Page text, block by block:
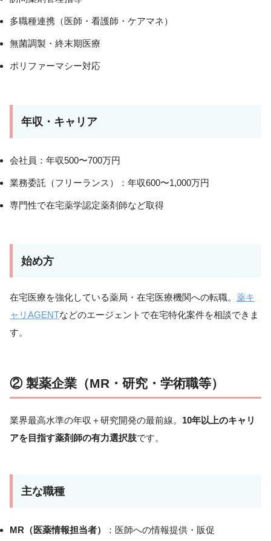
多職種連携（医師・看護師・ケアマネ）
無菌調製・終末期医療
ポリファーマシー対応
年収・キャリア
会社員：年収500〜700万円
業務委託（フリーランス）：年収600〜1,000万円
専門性で在宅薬学認定薬剤師など取得
始め方
在宅医療を強化している薬局・在宅医療機関への転職。 薬キ
ャリAGENTなどのエージェントで在宅特化案件を相談できま
す。
② 製薬企業（MR・研究・学術職等）
業界最高水準の年収＋研究開発の最前線。 10年以上のキャリ
アを目指す薬剤師の有力選択肢です。
主な職種
MR（医薬情報担当者） ：医師への情報提供・販促